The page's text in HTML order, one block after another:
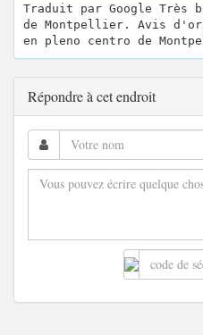
Traduit par Google Très
de Montpellier. Avis
en pleno centro de
Répondre à cet endroit